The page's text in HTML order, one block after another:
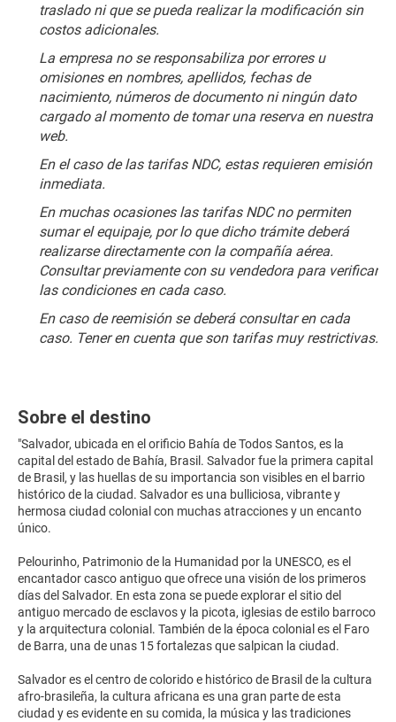
traslado ni que se pueda realizar la modificación sin
costos adicionales.
La empresa no se responsabiliza por errores u
omisiones en nombres, apellidos, fechas de
nacimiento, números de documento ni ningún dato
cargado al momento de tomar una reserva en nuestra
web.
En el caso de las tarifas NDC, estas requieren emisión
inmediata.
En muchas ocasiones las tarifas NDC no permiten
sumar el equipaje, por lo que dicho trámite deberá
realizarse directamente con la compañía aérea.
Consultar previamente con su vendedora para verificar
las condiciones en cada caso.
En caso de reemisión se deberá consultar en cada
caso. Tener en cuenta que son tarifas muy restrictivas.
Sobre el destino
"Salvador, ubicada en el orificio Bahía de Todos Santos, es la
capital del estado de Bahía, Brasil. Salvador fue la primera capital
de Brasil, y las huellas de su importancia son visibles en el barrio
histórico de la ciudad. Salvador es una bulliciosa, vibrante y
hermosa ciudad colonial con muchas atracciones y un encanto
único.
Pelourinho, Patrimonio de la Humanidad por la UNESCO, es el
encantador casco antiguo que ofrece una visión de los primeros
días del Salvador. En esta zona se puede explorar el sitio del
antiguo mercado de esclavos y la picota, iglesias de estilo barroco
y la arquitectura colonial. También de la época colonial es el Faro
de Barra, una de unas 15 fortalezas que salpican la ciudad.
Salvador es el centro de colorido e histórico de Brasil de la cultura
afro-brasileña, la cultura africana es una gran parte de esta
ciudad y es evidente en su comida, la música y las tradiciones